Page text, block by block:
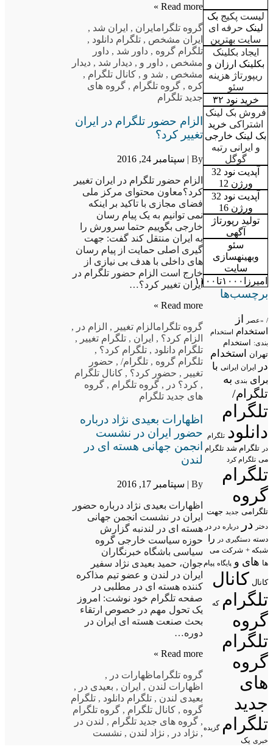
لیست پکیج بک
لینک حرفه ای
سایت بهترین
ایجاد بکلینک
بکلینک ارزان و
ریپورتاژ هزینه
سئو
خرید نود ۳۲
فروش بک لینک
اشتراکی خرید
بک لینک خارجی
و ایرانی رتبه
گوگل
آپدیت نود 32
ورژن 12
آپدیت نود 32
ورژن 16
تولید رپورتاژ
آگهی
سئو
وبهینهسازی
سایت
امیرزا۱۰۰۰تا۱۱۰۰
Read more »
گروه تلگرامایران , ایران شد ,
ایران مشخص , تلگرام دانلود ,
تلگرام گروه , داور شد , داور
مشخص , داور و , دیدار شد , دیدار
مشخص , شد و , کانال تلگرام ,
کره , گروه تلگرام , گروه های
جدید تلگرام
الزام حضور تلگرام در ایران
تغییر کرد؟
By | سپتامبر 24, 2016
الزام حضور تلگرام در ایران تغییر
کرد؟معاون محتوای مرکز ملی
فضای مجازی با تاکید بر اینکه
نمی توانیم به یک پیام رسان
خارجی بگوییم حتما سرورش را
به ایران منتقل کند گفت: جهت
گیری اصلی حمایت از پیام رسان
های داخلی با هدف بی نیازی از
خارج است الزام حضور تلگرام در
ایران تغییر کرد؟…
Read more »
گروه تلگرامالزام تغییر , الزام در ,
الزام کرد؟ , ایران , تلگرام تغییر ,
تلگرام دانلود , تلگرام کرد؟ ,
تلگرام گروه , تلگرام/, حضور
تغییر , حضور کرد؟ , کانال تلگرام
, کرد؟ در , گروه تلگرام , گروه
های جدید تلگرام
اظهارات بعیدی نژاد درباره
حضور ایران در نشست
انجمن جهانی هسته ای در
لندن
By | سپتامبر 17, 2016
اظهارات بعیدی نژاد درباره حضور
ایران در نشست انجمن جهانی
هسته ای در لندنبه گزارش
حوزه سیاست خارجی گروه
سیاسی باشگاه خبرنگاران
جوان، حمید بعیدی نژاد سفیر
ایران در لندن و عضو تیم مذاکره
کننده هسته ای در مطلبی در
صفحه تلگرام خود نوشت: امروز
یک تحول مهم در خصوص ارتقاء
بحث صنعت هسته ای ایران در
دوره…
Read more »
گروه تلگراماظهارات در ,
اظهارات لندن , ایران , بعیدی در ,
بعیدی لندن , تلگرام دانلود , تلگرام
گروه , کانال تلگرام , گروه تلگرام
, گروه های جدید تلگرام , لندن در
, نژاد در , نژاد لندن , نشست
برچسب‌ها
/ «عصر از
استخدام استخدام
بندی: استخدام
تهران
استخدام
در
ایران ایرانی با
برای بندی به
تلگرام/
تلگرام
دانلود تلگرام
در تلگرام شد تلگرام
می تلگرام کرد
تلگرام
گروه
تلگرامی جدید جهت
دختر در درباره در در
دسته دستگیری در را
شبکه + شرکت می
ها های و پایگاه پیام
کانال کانال
تلگرام که
گروه
تلگرام
گروه
های
جدید
تلگرام گزیده
خبری یک